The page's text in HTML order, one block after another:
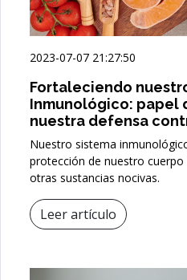
2023-07-07 21:27:50
Fortaleciendo
Inmunológico: papel
nuestra defensa
Nuestro sistema
protección de nuestro
otras sustancias nocivas.
Leer artículo